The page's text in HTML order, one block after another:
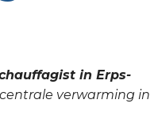
in Erps-
verwarming in